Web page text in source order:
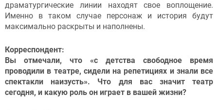
драматургические линии находят свое воплощение.
Именно в таком случае персонаж и история будут
максимально раскрыты и наполнены.
Корреспондент:
Вы отмечали, что «с детства свободное время
проводили в театре, сидели на репетициях и знали все
спектакли наизусть». Что для вас значит театр
сегодня, и какую роль он играет в вашей жизни?